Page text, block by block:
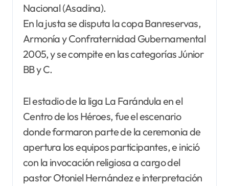
Nacional (Asadina).
En la justa se disputa la copa Banreservas,
Armonía y Confraternidad Gubernamental
2005, y se compite en las categorías Júnior
BB y C.
El estadio de la liga La Farándula en el
Centro de los Héroes, fue el escenario
donde formaron parte de la ceremonia de
apertura los equipos participantes, e inició
con la invocación religiosa a cargo del
pastor Otoniel Hernández e interpretación